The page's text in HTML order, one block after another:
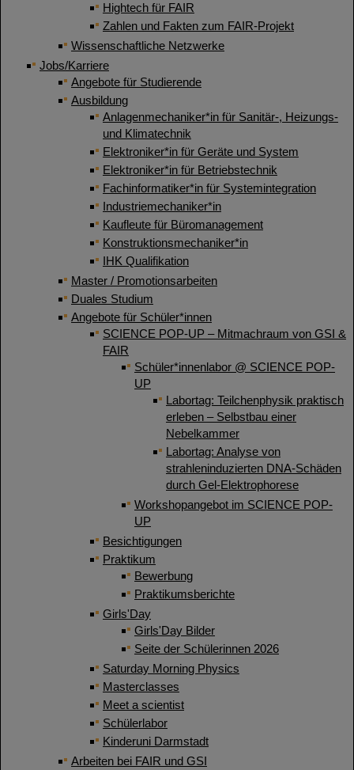
Hightech für FAIR
Zahlen und Fakten zum FAIR-Projekt
Wissenschaftliche Netzwerke
Jobs/Karriere
Angebote für Studierende
Ausbildung
Anlagenmechaniker*in für Sanitär-, Heizungs-
und Klimatechnik
Elektroniker*in für Geräte und System
Elektroniker*in für Betriebstechnik
Fachinformatiker*in für Systemintegration
Industriemechaniker*in
Kaufleute für Büromanagement
Konstruktionsmechaniker*in
IHK Qualifikation
Master / Promotionsarbeiten
Duales Studium
Angebote für Schüler*innen
SCIENCE POP-UP – Mitmachraum von GSI &
FAIR
Schüler*innenlabor @ SCIENCE POP-
UP
Labortag: Teilchenphysik praktisch
erleben – Selbstbau einer
Nebelkammer
Labortag: Analyse von
strahleninduzierten DNA-Schäden
durch Gel-Elektrophorese
Workshopangebot im SCIENCE POP-
UP
Besichtigungen
Praktikum
Bewerbung
Praktikumsberichte
Girls'Day
Girls'Day Bilder
Seite der Schülerinnen 2026
Saturday Morning Physics
Masterclasses
Meet a scientist
Schülerlabor
Kinderuni Darmstadt
Arbeiten bei FAIR und GSI